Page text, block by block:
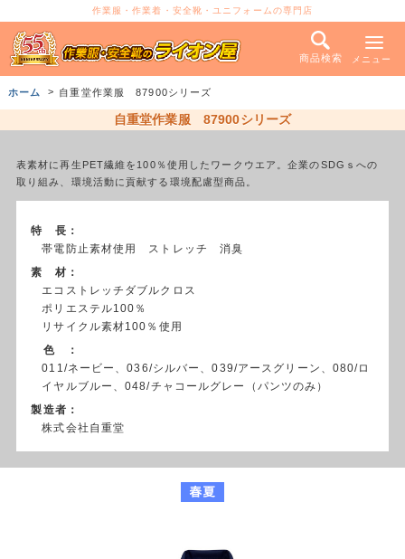
作業服・作業着・安全靴・ユニフォームの専門店
商品検索 メニュー
ホーム 自重堂作業服 87900シリーズ
自重堂作業服 87900シリーズ
表素材に再生PET繊維を100％使用したワークウエア。企業のSDGｓへの
取り組み、環境活動に貢献する環境配慮型商品。
特 長：
帯電防止素材使用 ストレッチ 消臭
素 材：
エコストレッチダブルクロス
ポリエステル100％
リサイクル素材100％使用
色 ：
011/ネービー、036/シルバー、039/アースグリーン、080/ロ
イヤルブルー、048/チャコールグレー（パンツのみ）
製造者：
株式会社自重堂